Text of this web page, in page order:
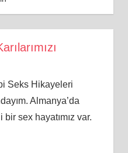
Seks Hikayeleri
Almanya’da
sex hayatımız var.